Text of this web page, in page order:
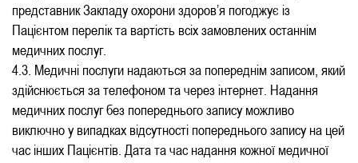
представник Закладу охорони здоров’я погоджує із
Пацієнтом перелік та вартість всіх замовлених останнім
медичних послуг.
4.3. Медичні послуги надаються за попереднім записом, який
здійснюється за телефоном та через інтернет. Надання
медичних послуг без попереднього запису можливо
виключно у випадках відсутності попереднього запису на цей
час інших Пацієнтів. Дата та час надання кожної медичної